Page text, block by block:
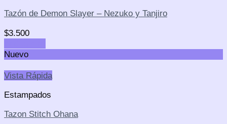
Tazón de Demon Slayer – Nezuko y Tanjiro
$3.500
Nuevo
Vista Rápida
Estampados
Tazon Stitch Ohana